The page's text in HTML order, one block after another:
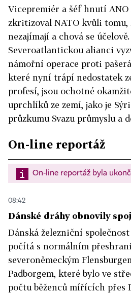
Vicepremiér a šéf hnutí ANO
zkritizoval NATO kvůli
nezajímají a chová se
Severoatlantickou alianci
námořní operace proti
které nyní trápí nedostatek
profesí, jsou ochotné
uprchlíků ze zemí, jako je
průzkumu Svazu průmyslu a
On-line reportáž
On-line reportáž byla
08:42
Dánské dráhy obnovily
Dánská železniční
počítá s normálním
severoněmeckým
Padborgem, které bylo ve
počtu běženců mířících přes